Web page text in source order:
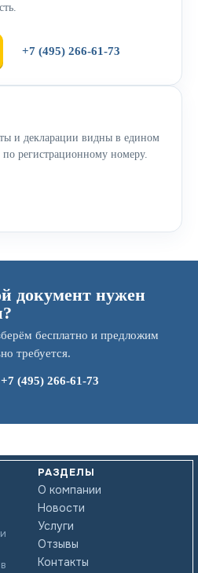
+7 (495) 266-61-73
и декларации видны в едином
по регистрационному номеру.
документ нужен
бесплатно и предложим
требуется.
+7 (495) 266-61-73
РАЗДЕЛЫ
О компании
Новости
Услуги
Отзывы
Контакты